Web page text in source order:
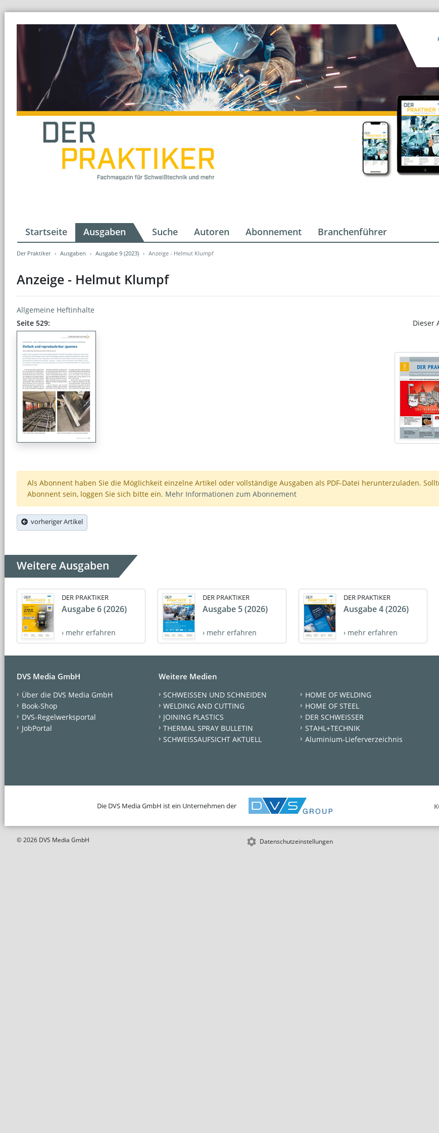
Startseite Ausgaben Suche Autoren Abonnement Branchenführer
Der Praktiker Ausgaben Ausgabe 9 (2023) Anzeige - Helmut Klumpf
Anzeige - Helmut Klumpf
Allgemeine Heftinhalte
Seite 529:
Dieser
Als Abonnent haben Sie die Möglichkeit einzelne Artikel oder vollständige Ausgaben als PDF-Datei herunterzuladen.
Abonnent sein, loggen Sie sich bitte ein. Mehr Informationen zum Abonnement
vorheriger Artikel
Weitere Ausgaben
DER PRAKTIKER
Ausgabe 6 (2026)
› mehr erfahren
DER PRAKTIKER
Ausgabe 5 (2026)
› mehr erfahren
DER PRAKTIKER
Ausgabe 4 (2026)
› mehr erfahren
DVS Media GmbH
Über die DVS Media GmbH
Book-Shop
DVS-Regelwerksportal
JobPortal
Weitere Medien
SCHWEISSEN UND SCHNEIDEN
WELDING AND CUTTING
JOINING PLASTICS
THERMAL SPRAY BULLETIN
SCHWEISSAUFSICHT AKTUELL
HOME OF WELDING
HOME OF STEEL
DER SCHWEISSER
STAHL+TECHNIK
Aluminium-Lieferverzeichnis
Die DVS Media GmbH ist ein Unternehmen der
© 2026 DVS Media GmbH Datenschutzeinstellungen